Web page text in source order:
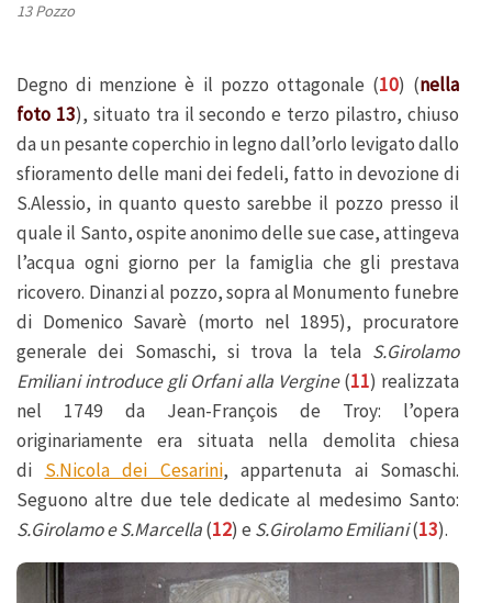
13 Pozzo
Degno di menzione è il pozzo ottagonale (10) (nella
foto 13), situato tra il secondo e terzo pilastro, chiuso
da un pesante coperchio in legno dall’orlo levigato dallo
sfioramento delle mani dei fedeli, fatto in devozione di
S.Alessio, in quanto questo sarebbe il pozzo presso il
quale il Santo, ospite anonimo delle sue case, attingeva
l’acqua ogni giorno per la famiglia che gli prestava
ricovero. Dinanzi al pozzo, sopra al Monumento funebre
di Domenico Savarè (morto nel 1895), procuratore
generale dei Somaschi, si trova la tela S.Girolamo
Emiliani introduce gli Orfani alla Vergine(11) realizzata
nel 1749 da Jean-François de Troy: l’opera
originariamente era situata nella demolita chiesa
di S.Nicola dei Cesarini, appartenuta ai Somaschi.
Seguono altre due tele dedicate al medesimo Santo:
S.Girolamo e S.Marcella(12) eS.Girolamo Emiliani(13).